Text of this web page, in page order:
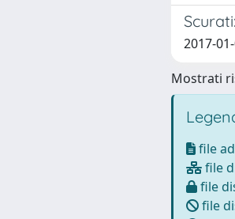
2017-
Mostrati
file
file
file
file